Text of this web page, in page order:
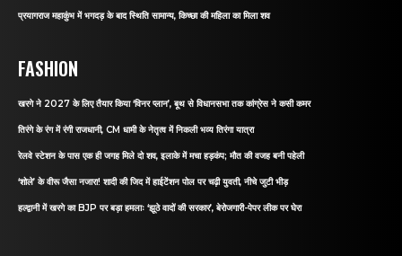
प्रयागराज महाकुंभ में भगदड़ के बाद स्थिति सामान्य, किच्छा की महिला का मिला शव
FASHION
खरगे ने 2027 के लिए तैयार किया ‘विनर प्लान’, बूथ से विधानसभा तक कांग्रेस ने कसी कमर
तिरंगे के रंग में रंगी राजधानी, CM धामी के नेतृत्व में निकली भव्य तिरंगा यात्रा
रेलवे स्टेशन के पास एक ही जगह मिले दो शव, इलाके में मचा हड़कंप; मौत की वजह बनी पहेली
‘शोले’ के वीरू जैसा नजारा! शादी की जिद में हाईटेंशन पोल पर चढ़ी युवती, नीचे जुटी भीड़
हल्द्वानी में खरगे का BJP पर बड़ा हमलाः ‘झूठे वादों की सरकार’, बेरोजगारी-पेपर लीक पर घेरा